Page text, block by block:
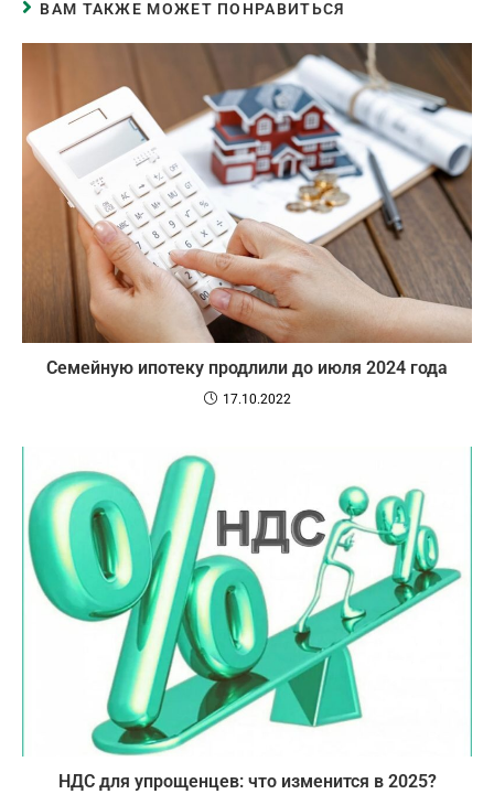
ВАМ ТАКЖЕ МОЖЕТ ПОНРАВИТЬСЯ
Семейную ипотеку продлили до июля 2024 года
17.10.2022
НДС для упрощенцев: что изменится в 2025?